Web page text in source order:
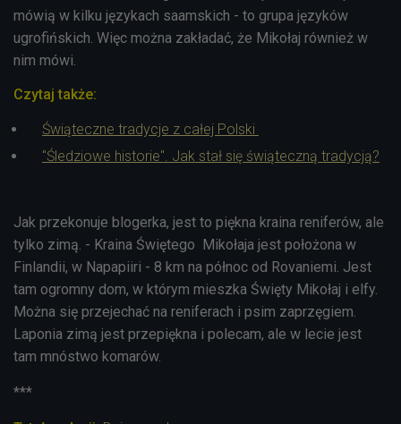
mówią w kilku językach saamskich - to grupa języków
ugrofińskich. Więc można zakładać, że Mikołaj również w
nim mówi.
Czytaj także:
Świąteczne tradycje z całej Polski
"Śledziowe historie". Jak stał się świąteczną tradycją?
Jak przekonuje blogerka, jest to piękna kraina reniferów, ale
tylko zimą. - Kraina Świętego Mikołaja jest położona w
Finlandii, w Napapiiri - 8 km na północ od Rovaniemi. Jest
tam ogromny dom, w którym mieszka Święty Mikołaj i elfy.
Można się przejechać na reniferach i psim zaprzęgiem.
Laponia zimą jest przepiękna i polecam, ale w lecie jest
tam mnóstwo komarów.
***